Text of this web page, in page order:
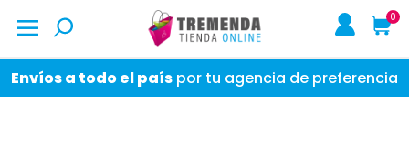
0
Envíos a todo el país por tu agencia de preferencia